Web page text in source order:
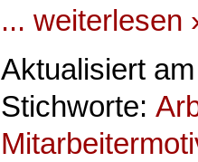
... weiterlesen
Aktualisiert
Stichworte: